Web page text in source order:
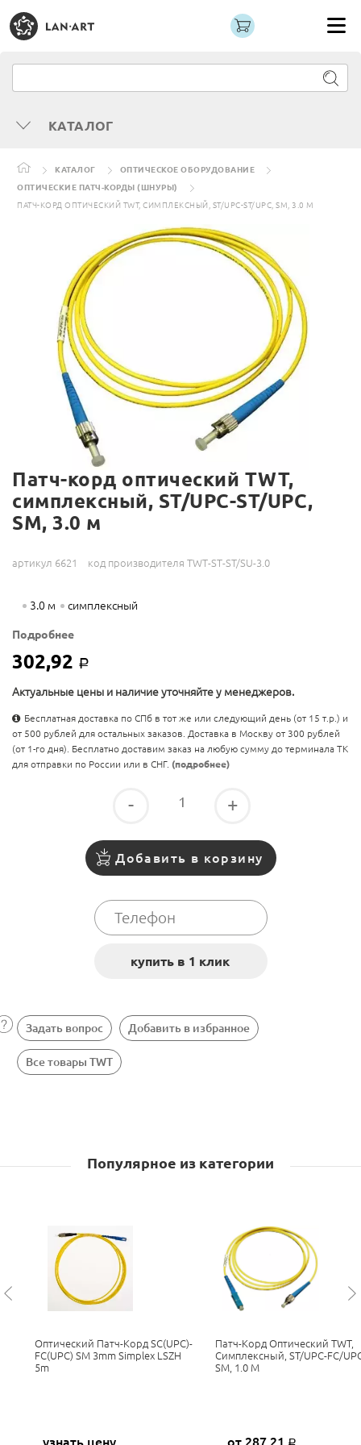
КАТАЛОГ
КАТАЛОГ
ОПТИЧЕСКОЕ ОБОРУДОВАНИЕ
ОПТИЧЕСКИЕ ПАТЧ-КОРДЫ (ШНУРЫ)
ПАТЧ-КОРД ОПТИЧЕСКИЙ TWT, СИМПЛЕКСНЫЙ, ST/UPC-ST/UPC, SM, 3.0 М
Патч-корд оптический TWT,
симплексный, ST/UPC-ST/UPC,
SM, 3.0 м
артикул 6621 код производителя TWT-ST-ST/SU-3.0
3.0 м симплексный
Подробнее
302,92 Р
Актуальные цены и наличие уточняйте у менеджеров.
Бесплатная доставка по СПб в тот же или следующий день (от 15 т.р.) и
от 500 рублей для остальных заказов. Доставка в Москву от 300 рублей
(от 1-го дня). Бесплатно доставим заказ на любую сумму до терминала ТК
для отправки по России или в СНГ. (подробнее)
- +
Добавить в корзину
Задать вопрос Добавить в избранное
Все товары TWT
Популярное из категории
Оптический Патч-Корд SC(UPC)-
FC(UPC) SM 3mm Simplex LSZH
5m
узнать цену
Патч-Корд Оптический TWT,
Симплексный, ST/UPC-FC/
SM, 1.0 М
от 287,21 Р